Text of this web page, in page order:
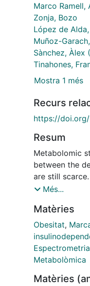
Marco Ramell,
Zonja, Bozo
López de
Muñoz-
Sànchez, Àlex
Tinahones,
Mostra 1 més
Recurs
https://doi.org/
Resum
Metabolomic
between the
are still
sixty-four
obese] and
[prediabetic
non-insulin
MS/MS-driven
Més...
Matèries
Obesitat,
Metabolòmica
Matèries